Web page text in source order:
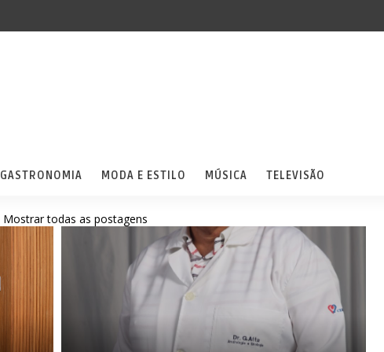
GASTRONOMIA MODA E ESTILO MÚSICA TELEVISÃO
Mostrar todas as postagens